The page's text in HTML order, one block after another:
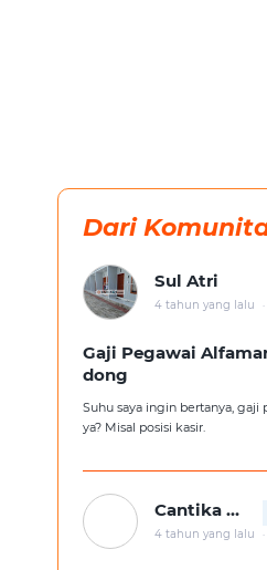
Dari
Sul Atri
4 tahun yang lalu .
Gaji Pegawai
dong
Suhu saya ingin bertanya, gaji
ya? Misal posisi kasir.
Cantika Putri
4 tahun yang lalu .